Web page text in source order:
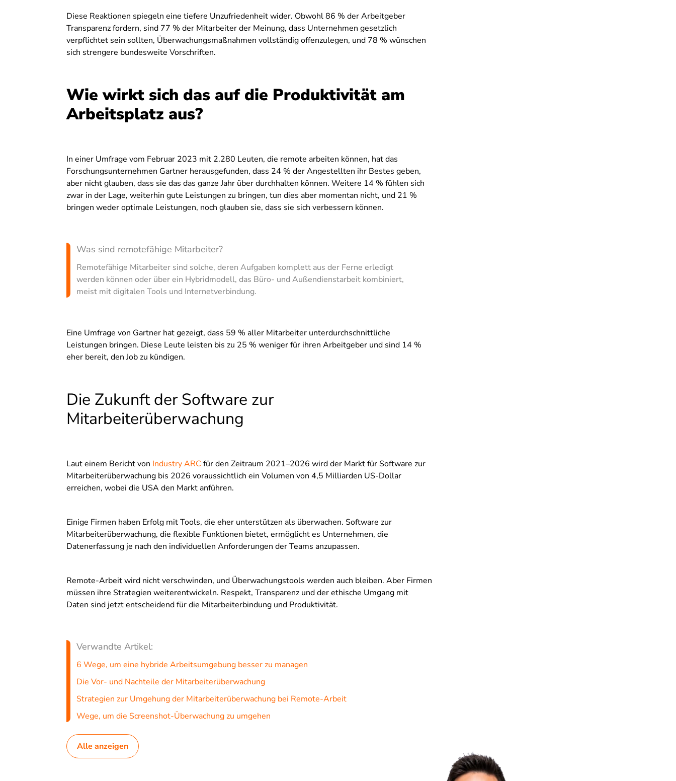
Diese Reaktionen spiegeln eine tiefere Unzufriedenheit wider. Obwohl 86 % der Arbeitgeber
Transparenz fordern, sind 77 % der Mitarbeiter der Meinung, dass Unternehmen gesetzlich
verpflichtet sein sollten, Überwachungsmaßnahmen vollständig offenzulegen, und 78 % wünschen
sich strengere bundesweite Vorschriften.
Wie wirkt sich das auf die Produktivität am
Arbeitsplatz aus?
In einer Umfrage vom Februar 2023 mit 2.280 Leuten, die remote arbeiten können, hat das
Forschungsunternehmen Gartner herausgefunden, dass 24 % der Angestellten ihr Bestes geben,
aber nicht glauben, dass sie das das ganze Jahr über durchhalten können. Weitere 14 % fühlen sich
zwar in der Lage, weiterhin gute Leistungen zu bringen, tun dies aber momentan nicht, und 21 %
bringen weder optimale Leistungen, noch glauben sie, dass sie sich verbessern können.
Was sind remotefähige Mitarbeiter?
Remotefähige Mitarbeiter sind solche, deren Aufgaben komplett aus der Ferne erledigt
werden können oder über ein Hybridmodell, das Büro- und Außendienstarbeit kombiniert,
meist mit digitalen Tools und Internetverbindung.
Eine Umfrage von Gartner hat gezeigt, dass 59 % aller Mitarbeiter unterdurchschnittliche
Leistungen bringen. Diese Leute leisten bis zu 25 % weniger für ihren Arbeitgeber und sind 14 %
eher bereit, den Job zu kündigen.
Die Zukunft der Software zur
Mitarbeiterüberwachung
Laut einem Bericht von Industry ARC für den Zeitraum 2021–2026 wird der Markt für Software zur
Mitarbeiterüberwachung bis 2026 voraussichtlich ein Volumen von 4,5 Milliarden US-Dollar
erreichen, wobei die USA den Markt anführen.
Einige Firmen haben Erfolg mit Tools, die eher unterstützen als überwachen. Software zur
Mitarbeiterüberwachung, die flexible Funktionen bietet, ermöglicht es Unternehmen, die
Datenerfassung je nach den individuellen Anforderungen der Teams anzupassen.
Remote-Arbeit wird nicht verschwinden, und Überwachungstools werden auch bleiben. Aber Firmen
müssen ihre Strategien weiterentwickeln. Respekt, Transparenz und der ethische Umgang mit
Daten sind jetzt entscheidend für die Mitarbeiterbindung und Produktivität.
Verwandte Artikel:
6 Wege, um eine hybride Arbeitsumgebung besser zu managen
Die Vor- und Nachteile der Mitarbeiterüberwachung
Strategien zur Umgehung der Mitarbeiterüberwachung bei Remote-Arbeit
Wege, um die Screenshot-Überwachung zu umgehen
Alle anzeigen